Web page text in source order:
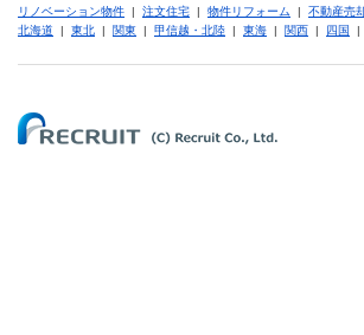
リノベーション物件 | 注文住宅 | 物件リフォーム | 不動産売
北海道 | 東北 | 関東 | 甲信越・北陸 | 東海 | 関西 | 四国 |